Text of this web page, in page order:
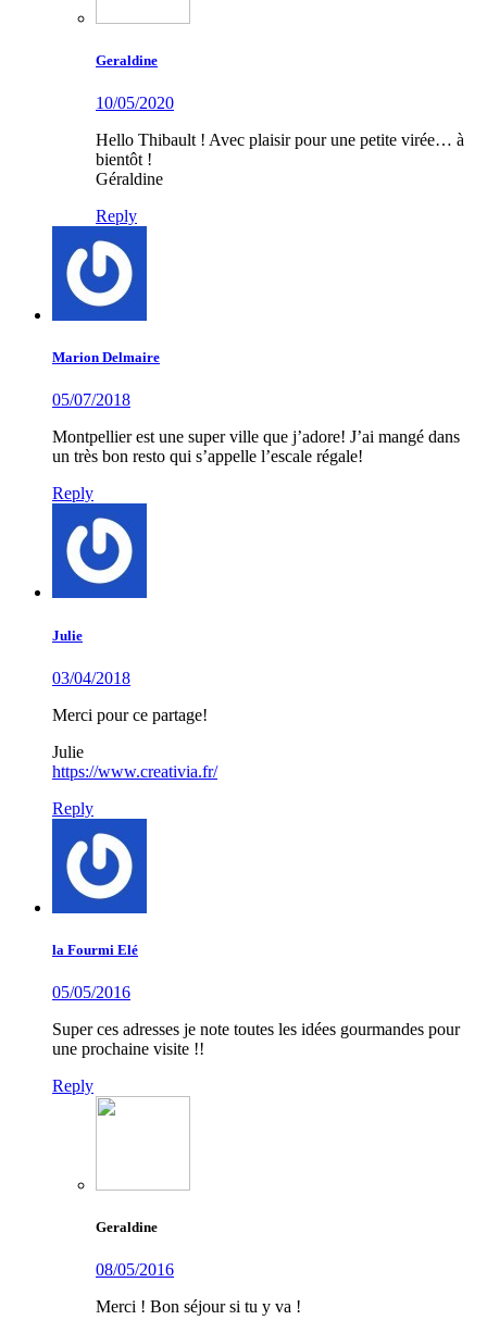
Geraldine
10/05/2020
Hello Thibault ! Avec plaisir pour une petite virée… à
bientôt !
Géraldine
Reply
Marion Delmaire
05/07/2018
Montpellier est une super ville que j’adore! J’ai mangé dans
un très bon resto qui s’appelle l’escale régale!
Reply
Julie
03/04/2018
Merci pour ce partage!
Julie
https://www.creativia.fr/
Reply
la Fourmi Elé
05/05/2016
Super ces adresses je note toutes les idées gourmandes pour
une prochaine visite !!
Reply
Geraldine
08/05/2016
Merci ! Bon séjour si tu y va !